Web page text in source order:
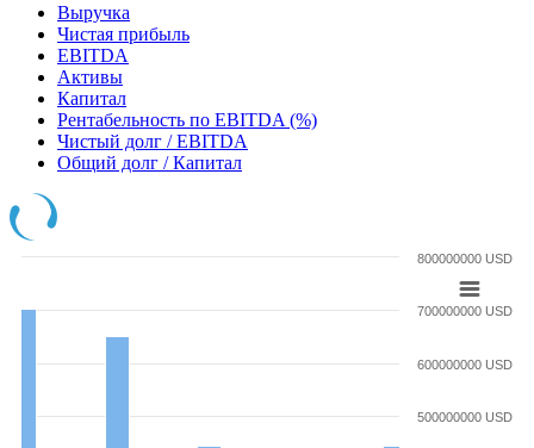
Выручка
Чистая прибыль
EBITDA
Активы
Капитал
Рентабельность по EBITDA (%)
Чистый долг / EBITDA
Общий долг / Капитал
600000000 USD
800000000 USD
500000000 USD
700000000 USD